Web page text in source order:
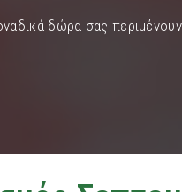
δώρα σας